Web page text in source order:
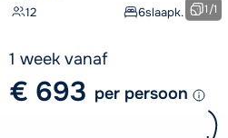
12 6slaapk. 1/1
1 week vanaf
€ 693 per persoon